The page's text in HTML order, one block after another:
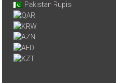
Pakistan Rupisi